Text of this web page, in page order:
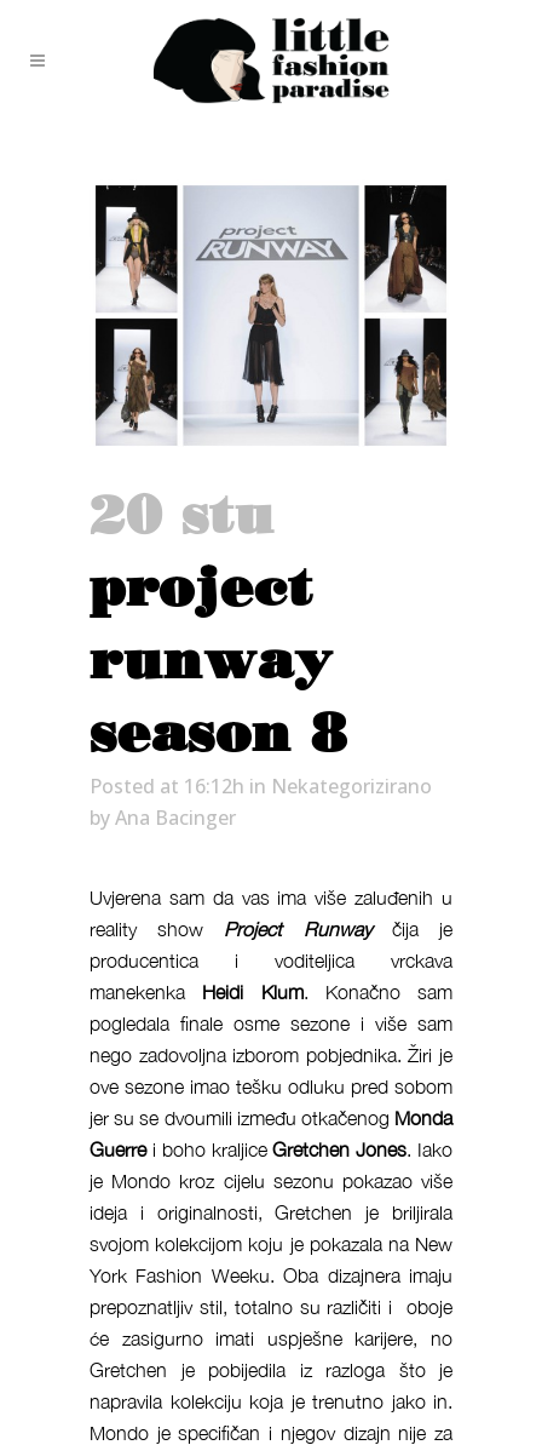
20 stu
project
runway
season 8
Posted at 16:12h in Nekategorizirano
byAna Bacinger
Uvjerena sam da vas ima više zaluđenih u
reality show Project Runway čija je
producentica i voditeljica vrckava
manekenka Heidi Klum. Konačno sam
pogledala finale osme sezone i više sam
nego zadovoljna izborom pobjednika. Žiri je
ove sezone imao tešku odluku pred sobom
jer su se dvoumili između otkačenog Monda
Guerrei boho kraljiceGretchen Jones. Iako
je Mondo kroz cijelu sezonu pokazao više
ideja i originalnosti, Gretchen je briljirala
svojom kolekcijom koju je pokazala na New
York Fashion Weeku. Oba dizajnera imaju
prepoznatljiv stil, totalno su različiti i oboje
će zasigurno imati uspješne karijere, no
Gretchen je pobijedila iz razloga što je
napravila kolekciju koja je trenutno jako in.
Mondo je specifičan i njegov dizajn nije za